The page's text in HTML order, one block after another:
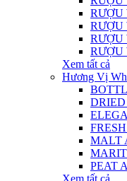
RƯỢU
RƯỢU
RƯỢU
RƯỢU
Xem tất cả
Hương Vị
MALT
PEAT
Xem tất cả